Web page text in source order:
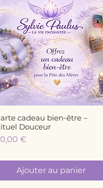
Aperçu rapide
cadeau bien-être –
Douceur
€
Ajouter au panier